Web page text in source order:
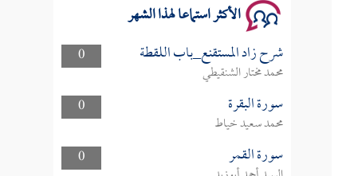
الأكثر استماعا لهذا الشهر
0 شرح زاد المستقنع_باب اللقطة
محمد مختار الشنقيطي
0
سورة البقرة
محمد سعيد خياط
0
سورة القمر